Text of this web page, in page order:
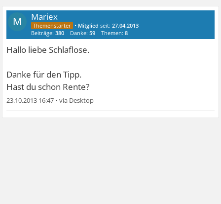
M Mariex
• Mitglied seit:27.04.2013
Beiträge:380 Danke:59 Themen:8
Hallo liebe Schlaflose.
Danke für den Tipp.
Hast du schon Rente?
23.10.2013 16:47 •